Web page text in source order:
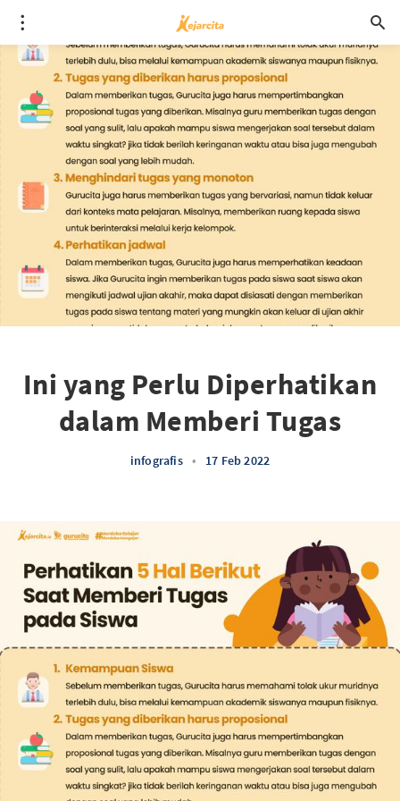
Ini yang Perlu Diperhatikan
dalam Memberi Tugas
infografis • 17 Feb 2022